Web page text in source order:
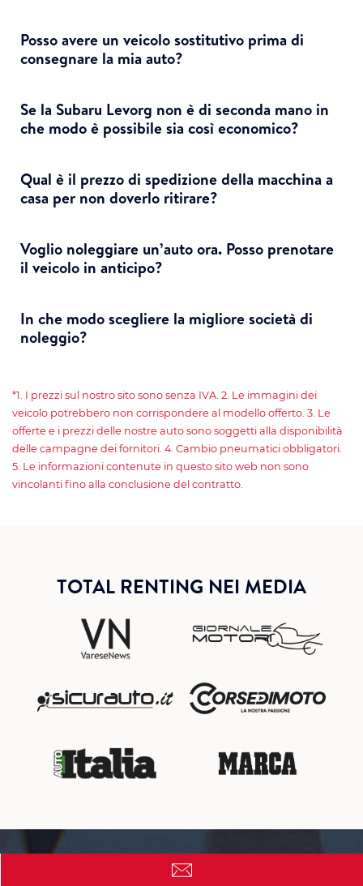
Posso avere un veicolo sostitutivo prima di
consegnare la mia auto?
Se la Subaru Levorg non è di seconda mano in
che modo è possibile sia così economico?
Qual è il prezzo di spedizione della macchina a
casa per non doverlo ritirare?
Voglio noleggiare un’auto ora. Posso prenotare
il veicolo in anticipo?
In che modo scegliere la migliore società di
noleggio?
*1. I prezzi sul nostro sito sono senza IVA. 2. Le immagini dei
veicolo potrebbero non corrispondere al modello offerto. 3. Le
offerte e i prezzi delle nostre auto sono soggetti alla disponibilità
delle campagne dei fornitori. 4. Cambio pneumatici obbligatori.
5. Le informazioni contenute in questo sito web non sono
vincolanti fino alla conclusione del contratto.
TOTAL RENTING NEI MEDIA
Qualche dubbio?